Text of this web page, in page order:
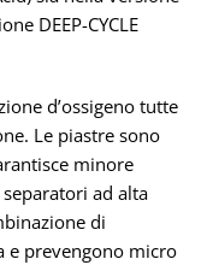
DEEP-CYCLE
d’ossigeno tutte
Le piastre sono
minore
ad alta
di
e prevengono micro